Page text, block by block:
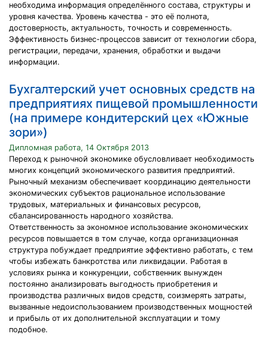
необходима информация определённого состава, структуры и
уровня качества. Уровень качества - это её полнота,
достоверность, актуальность, точность и современность.
Эффективность бизнес-процессов зависит от технологии сбора,
регистрации, передачи, хранения, обработки и выдачи
информации.
Бухгалтерский учет основных средств на
предприятиях пищевой промышленности
(на примере кондитерский цех «Южные
зори»)
Дипломная работа, 14 Октября 2013
Переход к рыночной экономике обусловливает необходимость
многих концепций экономического развития предприятий.
Рыночный механизм обеспечивает координацию деятельности
экономических субъектов рациональное использование
трудовых, материальных и финансовых ресурсов,
сбалансированность народного хозяйства.
Ответственность за экономное использование экономических
ресурсов повышается в том случае, когда организационная
структура побуждает предприятие эффективно работать, с тем
чтобы избежать банкротства или ликвидации. Работая в
условиях рынка и конкуренции, собственник вынужден
постоянно анализировать выгодность приобретения и
производства различных видов средств, соизмерять затраты,
вызванные недоиспользованием производственных мощностей
и прибыль от их дополнительной эксплуатации и тому
подобное.